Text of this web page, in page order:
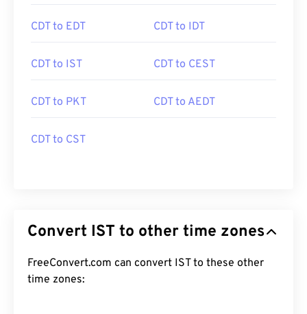
CDT to EDT CDT to IDT
CDT to IST CDT to CEST
CDT to PKT CDT to AEDT
CDT to CST
Convert IST to other time zones
FreeConvert.com can convert IST to these other
time zones: